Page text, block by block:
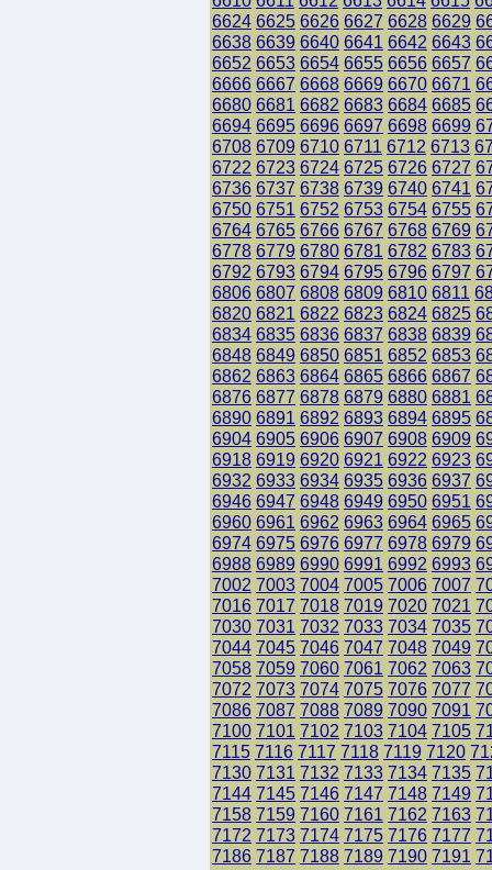
6624 6625 6626 6627 6628 6629
6638 6639 6640 6641 6642 6643
6652 6653 6654 6655 6656 6657
6666 6667 6668 6669 6670 6671
6680 6681 6682 6683 6684 6685
6694 6695 6696 6697 6698 6699
6708 6709 6710 6711 6712 6713
6722 6723 6724 6725 6726 6727
6736 6737 6738 6739 6740 6741
6750 6751 6752 6753 6754 6755
6764 6765 6766 6767 6768 6769
6778 6779 6780 6781 6782 6783
6792 6793 6794 6795 6796 6797
6806 6807 6808 6809 6810 6811
6820 6821 6822 6823 6824 6825
6834 6835 6836 6837 6838 6839
6848 6849 6850 6851 6852 6853
6862 6863 6864 6865 6866 6867
6876 6877 6878 6879 6880 6881
6890 6891 6892 6893 6894 6895
6904 6905 6906 6907 6908 6909
6918 6919 6920 6921 6922 6923
6932 6933 6934 6935 6936 6937
6946 6947 6948 6949 6950 6951
6960 6961 6962 6963 6964 6965
6974 6975 6976 6977 6978 6979
6988 6989 6990 6991 6992 6993
7002 7003 7004 7005 7006 7007
7016 7017 7018 7019 7020 7021
7030 7031 7032 7033 7034 7035
7044 7045 7046 7047 7048 7049
7058 7059 7060 7061 7062 7063
7072 7073 7074 7075 7076 7077
7086 7087 7088 7089 7090 7091
7100 7101 7102 7103 7104 7105
7115 7116 7117 7118 7119 7120
7130 7131 7132 7133 7134 7135
7144 7145 7146 7147 7148 7149
7158 7159 7160 7161 7162 7163
7172 7173 7174 7175 7176 7177
7186 7187 7188 7189 7190 7191